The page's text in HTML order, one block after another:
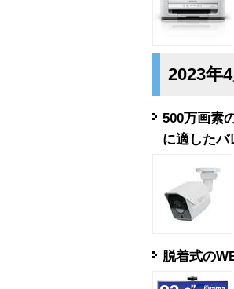
2023年
500万画素
に適したバ
脱着式の